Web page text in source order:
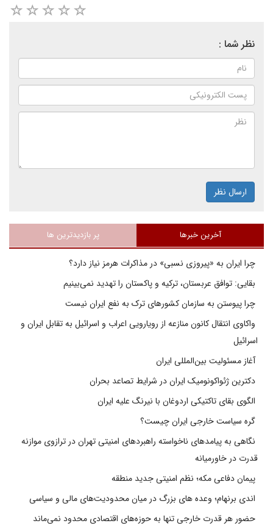
نظر شما :
ارسال نظر
آخرین خبرها پر بازدیدترین ها
چرا ایران به «پیروزی نسبی» در مذاکرات هرمز نیاز دارد؟
بقایی: توافق عربستان، ترکیه و پاکستان را تهدید نمی‌بینیم
چرا پیوستن به سازمان کشورهای ترک به نفع ایران نیست
واکاوی انتقال کانون منازعه از رویارویی اعراب و اسرائیل به تقابل ایران و
اسرائیل
آغاز مسئولیت بین‌المللی ایران
دکترین ژئواکونومیک ایران در شرایط تصاعد بحران
الگوی بقای تاکتیکی اردوغان با نیرنگ علیه ایران
گره سیاست خارجی ایران چیست؟
نگاهی به پیامدهای ناخواسته راهبردهای امنیتی تهران در ترازوی موازنه
قدرت در خاورمیانه
پیمان دفاعی مکه؛ نظم امنیتی جدید منطقه
اندی برنهام؛ وعده های بزرگ در میان محدودیت‌های مالی و سیاسی
حضور هر قدرت خارجی تنها به حوزه‌های اقتصادی محدود نمی‌ماند